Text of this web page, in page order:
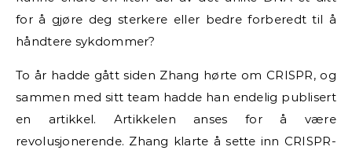
for å gjøre deg sterkere eller bedre forberedt til å
håndtere sykdommer?
To år hadde gått siden Zhang hørte om CRISPR, og
sammen med sitt team hadde han endelig publisert
en artikkel. Artikkelen anses for å være
revolusjonerende. Zhang klarte å sette inn CRISPR-